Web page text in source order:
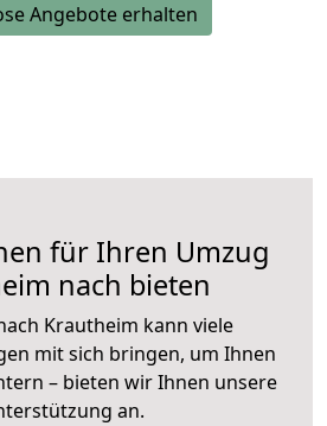
Angebote erhalten
für Ihren Umzug
nach bieten
Krautheim kann viele
mit sich bringen, um Ihnen
– bieten wir Ihnen unsere
an.